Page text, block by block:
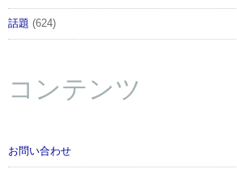
話題 (624)
コンテンツ
お問い合わせ